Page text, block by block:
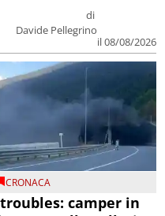
di
Davide Pellegrino
il 08/08/2026
CRONACA
camper in